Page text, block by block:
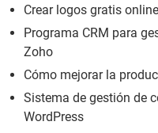
Crear logos gratis
Programa CRM para
Zoho
Cómo mejorar la
Sistema de gestión de
WordPress